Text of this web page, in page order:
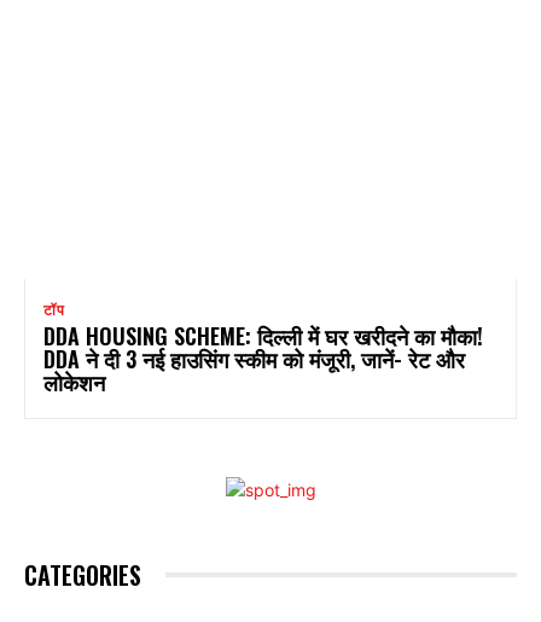
टॉप
DDA HOUSING SCHEME: दिल्ली में घर खरीदने का मौका!
DDA ने दी 3 नई हाउसिंग स्कीम को मंजूरी, जानें- रेट और
लोकेशन
CATEGORIES